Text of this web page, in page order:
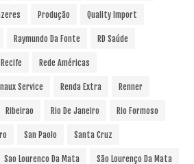
Produção Quality Import
Raymundo Da Fonte RD Saúde
Recife Rede Américas
Service Renda Extra Renner
Ribeirao Rio De Janeiro Rio Formoso
San Paolo Santa Cruz
Sao Lourenco Da Mata São Lourenço Da Mata